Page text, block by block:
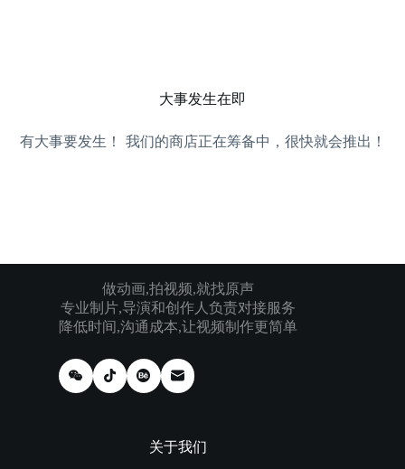
大事发生在即
有大事要发生！ 我们的商店正在筹备中，很快就会推出！
做动画,拍视频,就找原声
专业制片,导演和创作人负责对接服务
降低时间,沟通成本,让视频制作更简单
关于我们